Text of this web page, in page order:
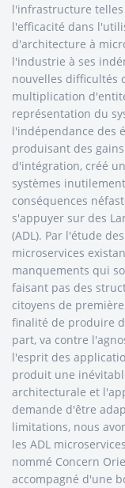
l'infrastructure
l'efficacité dans
d'architecture à
l'industrie à ses
nouvelles difficultés
multiplication
représentation du
l'indépendance des
produisant des
d'intégration, créé
systèmes
conséquences
s'appuyer sur des
(ADL). Par l'étude
microservices
manquements qui
faisant pas des
citoyens de
finalité de produire
part, va contre
l'esprit des
produit une
architecturale et
demande d'être
limitations, nous
les ADL
nommé Concern
accompagné d'une